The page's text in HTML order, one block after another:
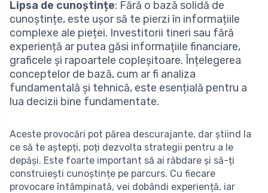
Lipsa de cunoștințe: Fără o bază solidă de
cunoștințe, este ușor să te pierzi în informațiile
complexe ale pieței. Investitorii tineri sau fără
experiență ar putea găsi informațiile financiare,
graficele și rapoartele copleșitoare. Înțelegerea
conceptelor de bază, cum ar fi analiza
fundamentală și tehnică, este esențială pentru a
lua decizii bine fundamentate.
Aceste provocări pot părea descurajante, dar știind la
ce să te aștepți, poți dezvolta strategii pentru a le
depăși. Este foarte important să ai răbdare și să-ți
construiești cunoștințe pe parcurs. Cu fiecare
provocare întâmpinată, vei dobândi experiență, iar